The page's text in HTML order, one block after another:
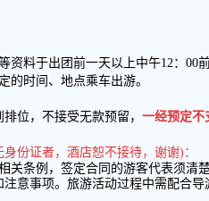
资料于出团前一天以上中午12 ： 00
的时间、地点乘车出游。
位，不接受无款预留， 一经预定不
份证者，酒店恕不接待，谢谢) ：
关条例，签定合同的游客代表须清
意事项。旅游活动过程中需配合导